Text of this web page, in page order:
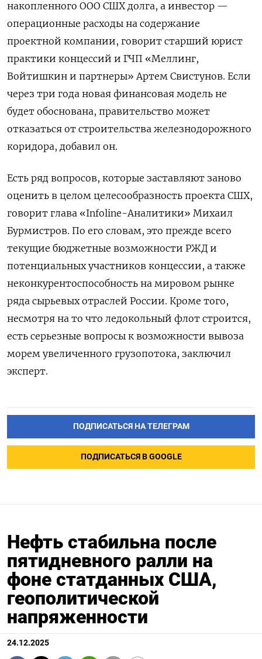
накопленного ООО СШХ долга, а инвестор —
операционные расходы на содержание
проектной компании, говорит старший юрист
практики концессий и ГЧП «Меллинг,
Войтишкин и партнеры» Артем Свистунов. Если
через три года новая финансовая модель не
будет обоснована, правительство может
отказаться от строительства железнодорожного
коридора, добавил он.
Есть ряд вопросов, которые заставляют заново
оценить в целом целесообразность проекта СШХ,
говорит глава «Infoline-Аналитики» Михаил
Бурмистров. По его словам, это прежде всего
текущие бюджетные возможности РЖД и
потенциальных участников концессии, а также
неконкурентоспособность на мировом рынке
ряда сырьевых отраслей России. Кроме того,
несмотря на то что ледокольный флот строится,
есть серьезные вопросы к возможности вывоза
морем увеличенного грузопотока, заключил
эксперт.
ПОДПИСАТЬСЯ НА ТЕЛЕГРАМ
ПОДПИСАТЬСЯ В GOOGLE
Нефть стабильна после
пятидневного ралли на
фоне статданных США,
геополитической
напряженности
24.12.2025